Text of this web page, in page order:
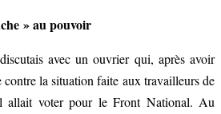
» au pouvoir
avec un ouvrier qui, après avoir
la situation faite aux travailleurs de
allait voter pour le Front National. Au